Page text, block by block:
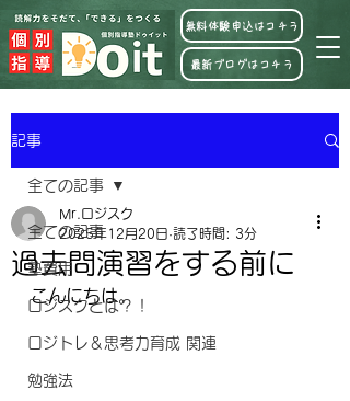
無料体験申込はコチラ
最新ブログはコチラ
記事
全ての記事
塾費用
ロジスクとは？！
ロジトレ＆思考力育成 関連
勉強法
全ての記事
過去問演習をする前に
Mr.ロジスク
2025年12月20日 読了時間: 3分
こんにちは。